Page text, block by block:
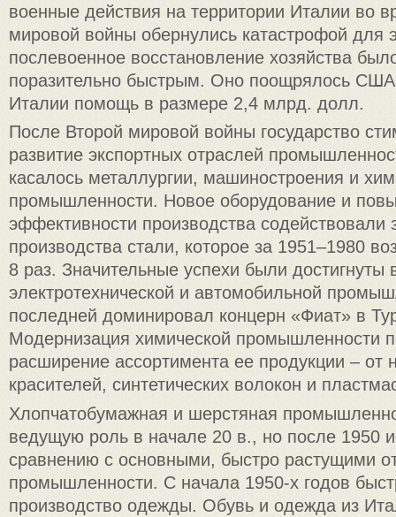
военные действия на территории Италии во
мировой войны обернулись катастрофой для
послевоенное восстановление хозяйства
поразительно быстрым. Оно поощрялось
Италии помощь в размере 2,4 млрд. долл.
После Второй мировой войны государство
развитие экспортных отраслей
касалось металлургии, машиностроения и
промышленности. Новое оборудование и
эффективности производства содействовали
производства стали, которое за 1951–1980
8 раз. Значительные успехи были
электротехнической и автомобильной
последней доминировал концерн «Фиат» в
Модернизация химической промышленности
расширение ассортимента ее продукции – от
красителей, синтетических волокон и
Хлопчатобумажная и шерстяная
ведущую роль в начале 20 в., но после 1950
сравнению с основными, быстро растущими
промышленности. С начала 1950-х годов
производство одежды. Обувь и одежда из